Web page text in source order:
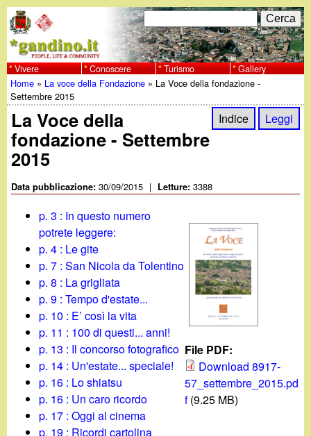
al
contenuto
principale
w
w
w
.
F
o
r
d
r
i
e
r
c
a
C
e
r
c
a
Vivere Conoscere Turismo Gallery
Tu
sei
qui
Home » La voce della Fondazione » La Voce della fondazione -
Settembre 2015
Indice Leggi
La Voce della
fondazione - Settembre
2015
Data pubblicazione:30/09/2015 | Letture:3388
File PDF:
Download 8917-
57_settembre_2015.pd
f (9.25 MB)
p. 3 : In questo numero
potrete leggere:
p. 4 : Le gite
p. 7 : San Nicola da Tolentino
p. 8 : La grigliata
p. 9 : Tempo d'estate...
p. 10 : E’ così la vita
p. 11 : 100 di questi... anni!
p. 13 : Il concorso fotografico
p. 14 : Un'estate... speciale!
p. 16 : Lo shiatsu
p. 16 : Un caro ricordo
p. 17 : Oggi al cinema
p. 19 : Ricordi cartolina